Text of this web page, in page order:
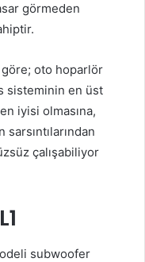
görmeden
göre; oto hoparlör
sisteminin en üst
iyisi olmasına,
çalışabiliyor
subwoofer